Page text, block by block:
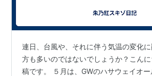
連日、台風や、それに伴う気温の変化
方も多いのではないでしょうか？こん
稿です。 ５月は、GWのハサウェイオ